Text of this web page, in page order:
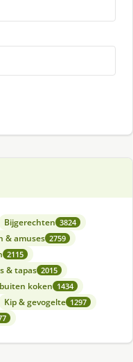
Bijgerechten 3824
& amuses 2759
2115
& tapas 2015
koken 1434
Kip & gevogelte 1297